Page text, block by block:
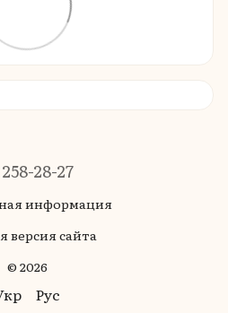
28-27
информация
версия сайта
© 2026
Рус